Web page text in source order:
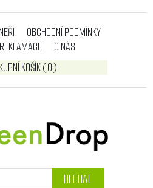
OBCHODNÍ PODMÍNKY
O NÁS
KOŠÍK(0)
HLEDAT